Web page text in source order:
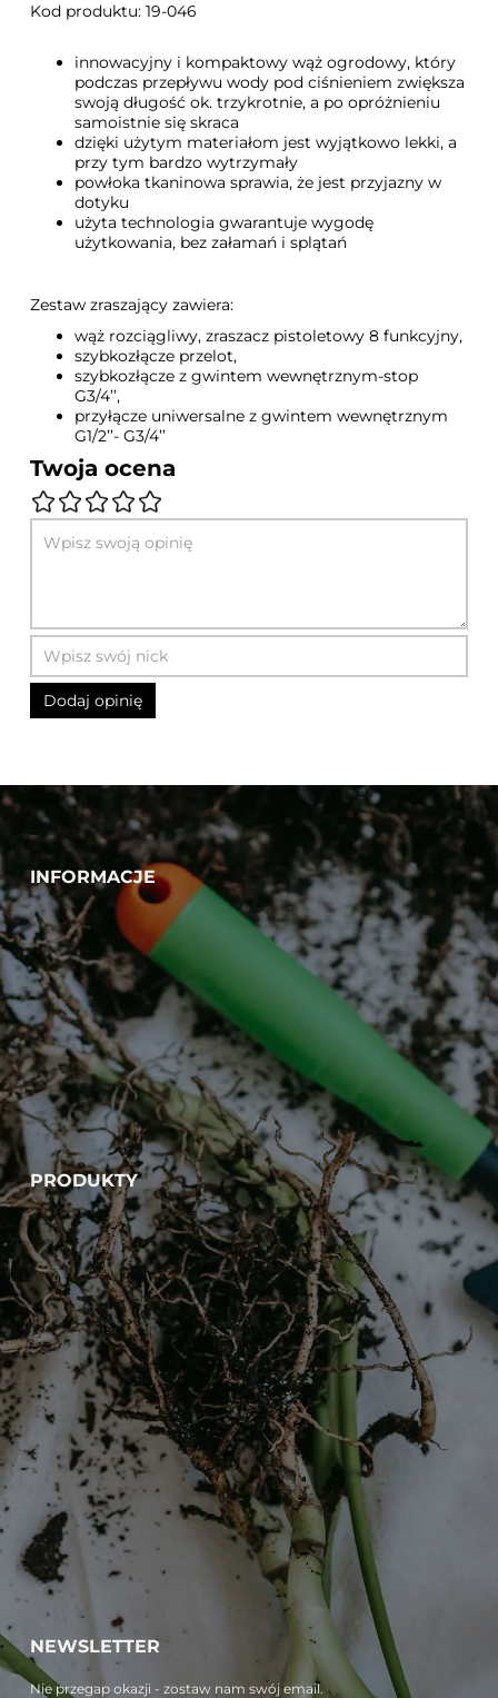
Kod produktu: 19-046
innowacyjny i kompaktowy wąż ogrodowy, który
podczas przepływu wody pod ciśnieniem zwiększa
swoją długość ok. trzykrotnie, a po opróżnieniu
samoistnie się skraca
dzięki użytym materiałom jest wyjątkowo lekki, a
przy tym bardzo wytrzymały
powłoka tkaninowa sprawia, że jest przyjazny w
dotyku
użyta technologia gwarantuje wygodę
użytkowania, bez załamań i splątań
Zestaw zraszający zawiera:
wąż rozciągliwy, zraszacz pistoletowy 8 funkcyjny,
szybkozłącze przelot,
szybkozłącze z gwintem wewnętrznym-stop
G3/4’’,
przyłącze uniwersalne z gwintem wewnętrznym
G1/2’’- G3/4’’
Twoja ocena
INFORMACJE
PRODUKTY
NEWSLETTER
Nie przegap okazji - zostaw nam swój email.